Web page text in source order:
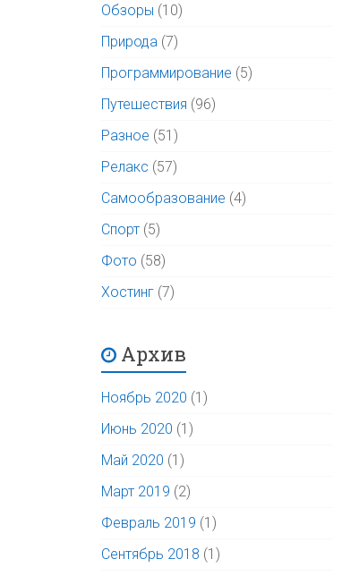
Обзоры (10)
Природа (7)
Программирование (5)
Путешествия (96)
Разное (51)
Релакс (57)
Самообразование (4)
Спорт (5)
Фото (58)
Хостинг (7)
Архив
Ноябрь 2020 (1)
Июнь 2020 (1)
Май 2020 (1)
Март 2019 (2)
Февраль 2019 (1)
Сентябрь 2018 (1)